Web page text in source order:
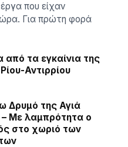
που είχαν
Για πρώτη φορά
από τα εγκαίνια της
Αντιρρίου
Δρυμό της Αγιά
Με λαμπρότητα ο
στο χωριό των